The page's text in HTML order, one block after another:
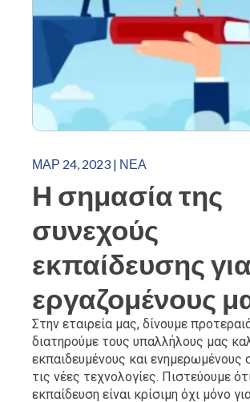
ΜΑΡ 24, 2023 | ΝΈΑ
Η σημασία της
συνεχούς
εκπαίδευσης
εργαζομένους
Στην εταιρεία μας, δίνουμε
διατηρούμε τους υπαλλήλους μας
εκπαιδευμένους και ενημερωμένους
τις νέες τεχνολογίες. Πιστεύουμε
εκπαίδευση είναι κρίσιμη όχι μόνο